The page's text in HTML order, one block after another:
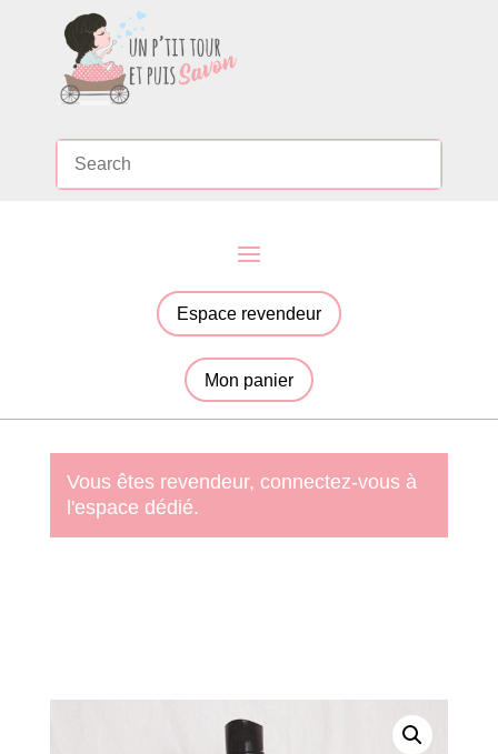
Espace revendeur
Mon panier
Vous êtes revendeur, connectez-vous à
l'espace dédié.